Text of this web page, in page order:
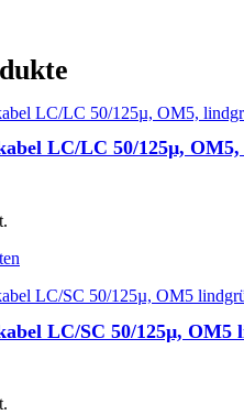
LC/LC 50/125µ,
LC/SC 50/125µ, OM5